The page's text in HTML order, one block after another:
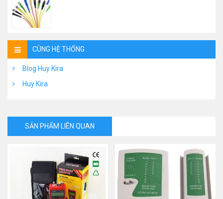
CÙNG HỆ THỐNG
Blog Huy Kira
Huy Kira
SẢN PHẨM LIÊN QUAN